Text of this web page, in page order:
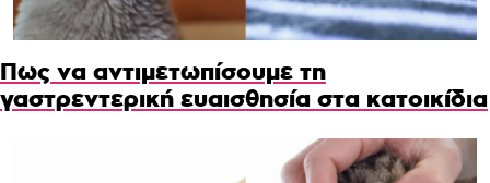
Πως να αντιμετωπίσουμε τη
γαστρεντερική ευαισθησία στα κατοικίδια